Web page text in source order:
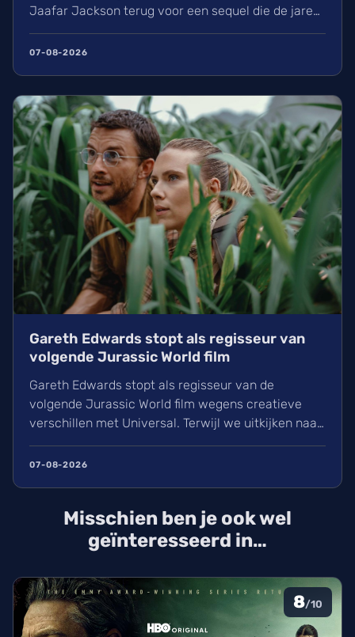
Jaafar Jackson terug voor een sequel die de jaren
al 30% van de film opgenomen. Wij kunnen de
07-08-2026
Gareth Edwards stopt als regisseur van
volgende Jurassic World film
Gareth Edwards stopt als regisseur van de
volgende Jurassic World film wegens creatieve
verschillen met Universal. Terwijl we uitkijken naar
een nieuwe leider voor de film van 2027 gestart.
07-08-2026
Misschien ben je ook wel
geïnteresseerd in…
8/10